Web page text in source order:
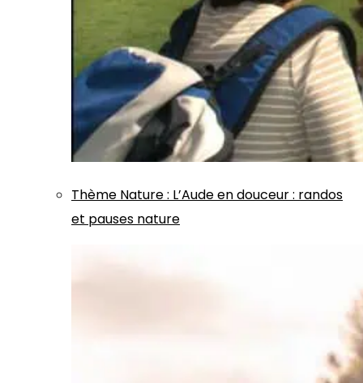
Thème Nature: L’Aude en douceur : randos
et pauses nature